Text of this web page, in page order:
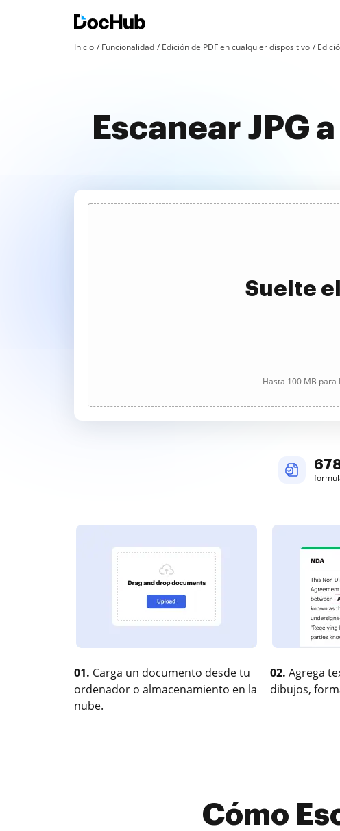
Inicio Funcionalidad Edición de PDF en cualquier dispositivo
Escanear JPG
Suelte
Hasta 100 MB para
01. Carga un documento desde tu
ordenador o almacenamiento en la
nube.
02. Agrega
dibujos,
Cómo